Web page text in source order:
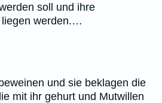
soll und ihre
liegen werden.…
und sie beklagen die
mit ihr gehurt und Mutwillen